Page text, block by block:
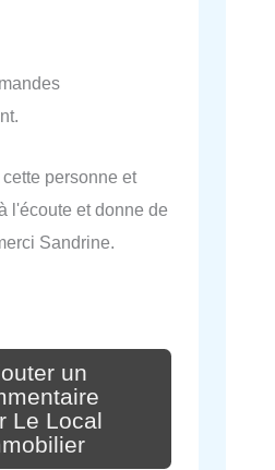
personne et
l'écoute et donne de
Sandrine.
un
Le Local